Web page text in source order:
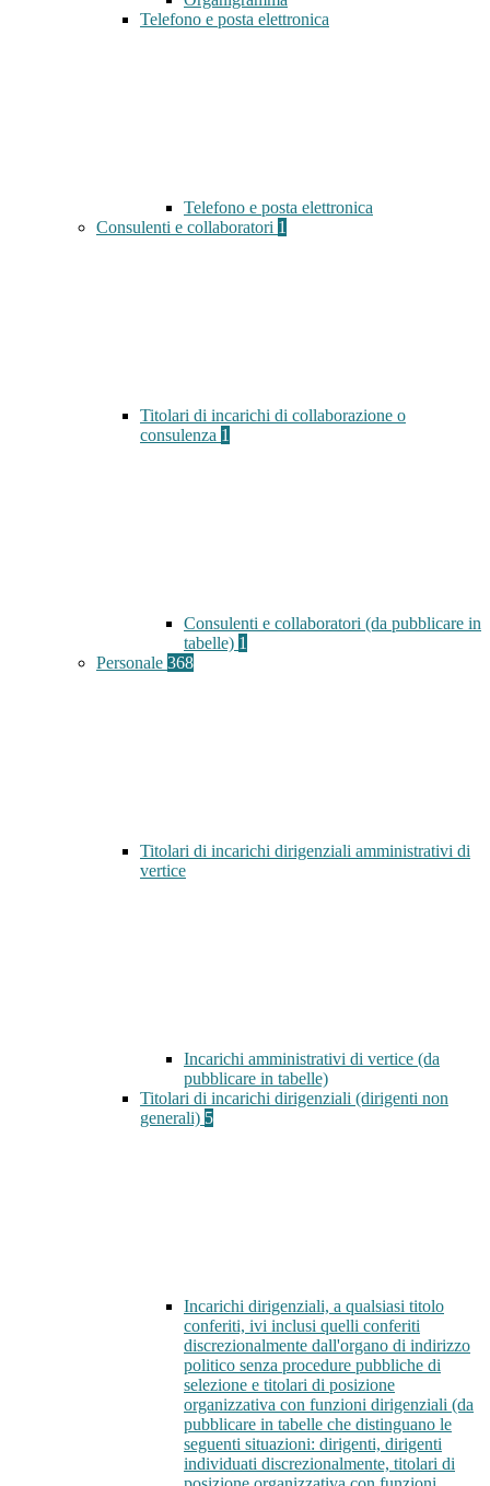
Telefono e posta elettronica
Telefono e posta elettronica
Consulenti e collaboratori 1
Titolari di incarichi di collaborazione o
consulenza 1
Consulenti e collaboratori (da pubblicare in
tabelle) 1
Personale 368
Titolari di incarichi dirigenziali amministrativi di
vertice
Incarichi amministrativi di vertice (da
pubblicare in tabelle)
Titolari di incarichi dirigenziali (dirigenti non
generali) 5
Incarichi dirigenziali, a qualsiasi titolo
conferiti, ivi inclusi quelli conferiti
discrezionalmente dall'organo di indirizzo
politico senza procedure pubbliche di
selezione e titolari di posizione
organizzativa con funzioni dirigenziali (da
pubblicare in tabelle che distinguano le
seguenti situazioni: dirigenti, dirigenti
individuati discrezionalmente, titolari di